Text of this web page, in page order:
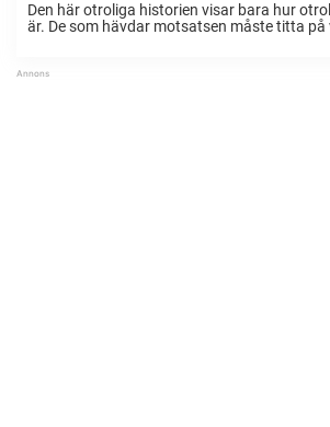
Den här otroliga historien visar bara hur
är. De som hävdar motsatsen måste titta på